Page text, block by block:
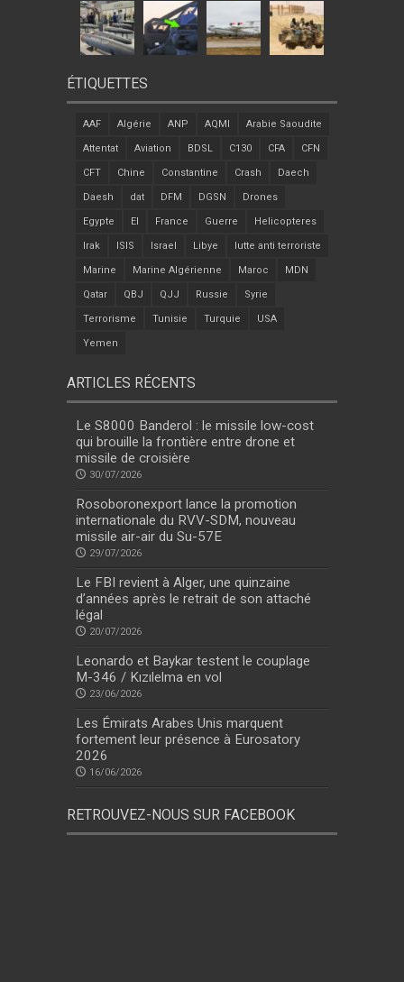
ÉTIQUETTES
AAF Algérie ANP AQMI Arabie Saoudite
Attentat Aviation BDSL C130 CFA CFN
CFT Chine Constantine Crash Daech
Daesh dat DFM DGSN Drones
Egypte EI France Guerre Helicopteres
Irak ISIS Israel Libye lutte anti terroriste
Marine Marine Algérienne Maroc MDN
Qatar QBJ QJJ Russie Syrie
Terrorisme Tunisie Turquie USA
Yemen
ARTICLES RÉCENTS
Le S8000 Banderol : le missile low-cost
qui brouille la frontière entre drone et
missile de croisière
30/07/2026
Rosoboronexport lance la promotion
internationale du RVV-SDM, nouveau
missile air-air du Su-57E
29/07/2026
Le FBI revient à Alger, une quinzaine
d’années après le retrait de son attaché
légal
20/07/2026
Leonardo et Baykar testent le couplage
M-346 / Kızılelma en vol
23/06/2026
Les Émirats Arabes Unis marquent
fortement leur présence à Eurosatory
2026
16/06/2026
RETROUVEZ-NOUS SUR FACEBOOK